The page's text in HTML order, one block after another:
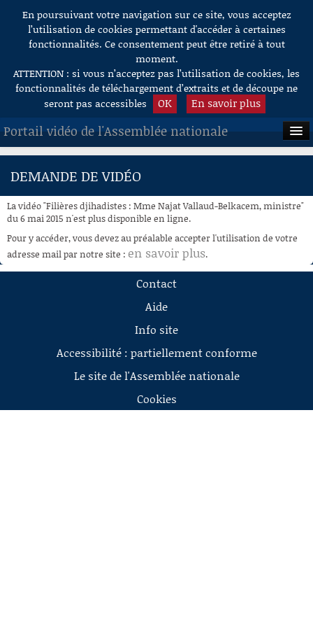
Aller au contenu
En poursuivant votre navigation sur ce site, vous acceptez
l’utilisation de cookies permettant d'accéder à certaines
fonctionnalités. Ce consentement peut être retiré à tout
moment.
ATTENTION : si vous n’acceptez pas l’utilisation de cookies, les
fonctionnalités de téléchargement d’extraits et de découpe ne
seront pas accessibles
OK En savoir plus
Portail vidéo de l'Assemblée nationale
ACCUEIL
À LA DEMANDE
RECHERCHE
AIDE À LA DÉCOUPE
DEMANDE DE VIDÉO
La vidéo "Filières djihadistes : Mme Najat Vallaud-Belkacem, ministre"
du 6 mai 2015 n'est plus disponible en ligne.
Pour y accéder, vous devez au préalable accepter l'utilisation de votre
adresse mail par notre site : en savoir plus.
Contact
Aide
Info site
Accessibilité : partiellement conforme
Le site de l'Assemblée nationale
Cookies